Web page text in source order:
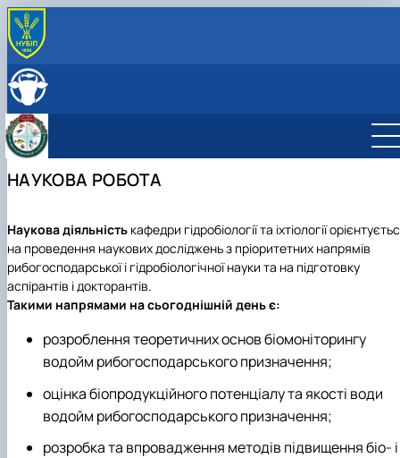
ПРО КАФЕДРУ
Навчально-науково-виробнича лабораторія «Водні
Можливості працевлаштування
Можливості для працевлаштування
ОСВІТНЯ ДІЯЛЬНІСТЬ
Сертифікатні курси
Практика студентів
НАУКОВА ДІЯЛЬНІСТЬ
Дорадча діяльність
Студентський науковий гурток
гідробіоресурси"
Студентський науковий гурток "Водні
біоресурси"
Підготовка аспірантів та докторантів
НАУКОВА РОБОТА
Наукова діяльність кафедри гідробіології та іхтіології
на проведення наукових досліджень з пріоритетних напрямів
рибогосподарської і гідробіологічної науки та на підготовку
аспірантів і докторантів.
Такими напрямами на сьогоднішній день є:
розроблення теоретичних основ біомоніторингу
водойм рибогосподарського призначення;
оцінка біопродукційного потенціалу та якості води
водойм рибогосподарського призначення;
розробка та впровадження методів підвищення біо- і